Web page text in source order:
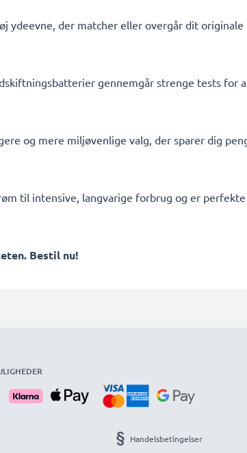
ydeevne, der matcher eller overgår dit
gennemgår strenge tests for
og mere miljøvenlige valg, der sparer dig
til intensive, langvarige forbrug og er
Bestil nu!
Handelsbetingelser